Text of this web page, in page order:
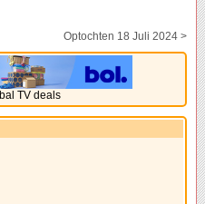
Optochten 18 Juli 2024 >